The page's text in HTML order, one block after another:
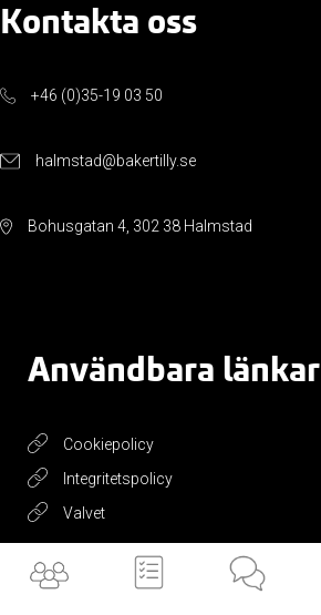
Kontakta oss
+46 (0)35-19 03 50
halmstad@bakertilly.se
Bohusgatan 4, 302 38 Halmstad
Användbara länkar
Cookiepolicy
Integritetspolicy
Valvet